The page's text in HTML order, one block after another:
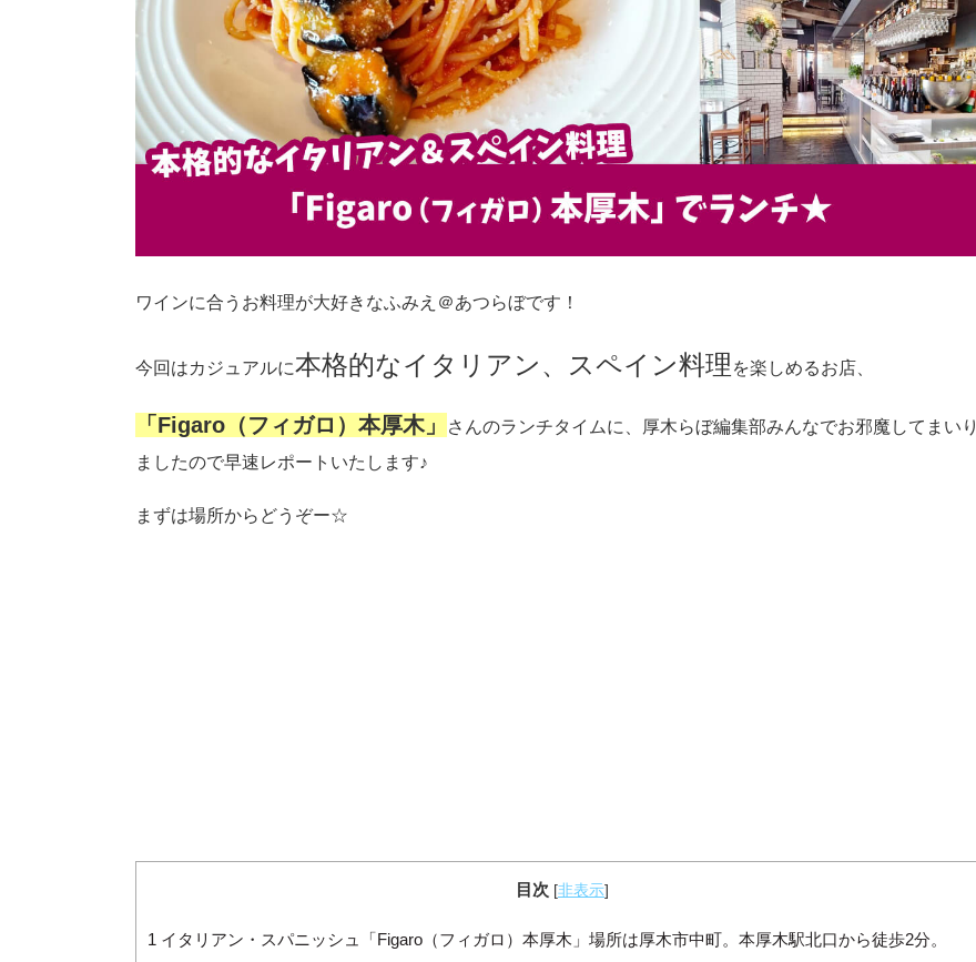
ワインに合うお料理が大好きなふみえ＠あつらぼです！
今回はカジュアルに本格的なイタリアン、スペイン料理 を楽しめるお店、
「Figaro（フィガロ）本厚木」
さんのランチタイムに、厚木らぼ編集部みんなでお邪魔してまいり
ましたので早速レポートいたします♪
まずは場所からどうぞー☆
目次 [非表示]
1 イタリアン・スパニッシュ「Figaro（フィガロ）本厚木」場所は厚木市中町。本厚木駅北口から徒歩2分。